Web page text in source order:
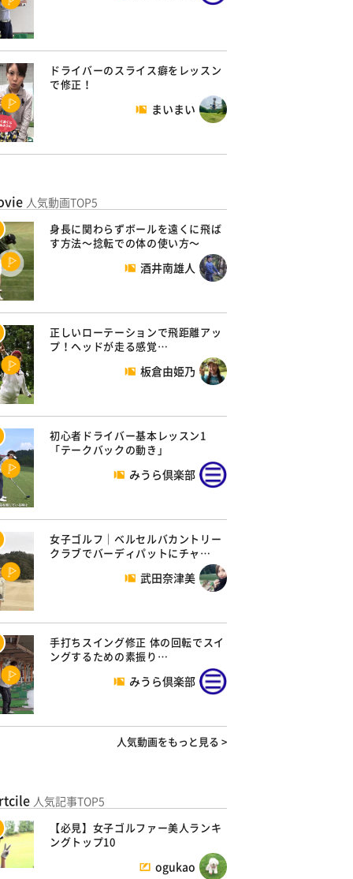
ドライバーのスライス癖をレッスン
で修正！
まいまい
人気動画TOP5
身長に関わらずボールを遠くに飛ば
す方法～捻転での体の使い方～
酒井南雄人
正しいローテーションで飛距離アッ
プ！ヘッドが走る感覚…
板倉由姫乃
初心者ドライバー基本レッスン1
「テークバックの動き」
みうら倶楽部
女子ゴルフ｜ベルセルバカントリー
クラブでバーディパットにチャ…
武田奈津美
手打ちスイング修正 体の回転でスイ
ングするための素振り…
みうら倶楽部
人気動画をもっと見る >
人気記事TOP5
【必見】女子ゴルファー美人ランキ
ングトップ10
ogukao